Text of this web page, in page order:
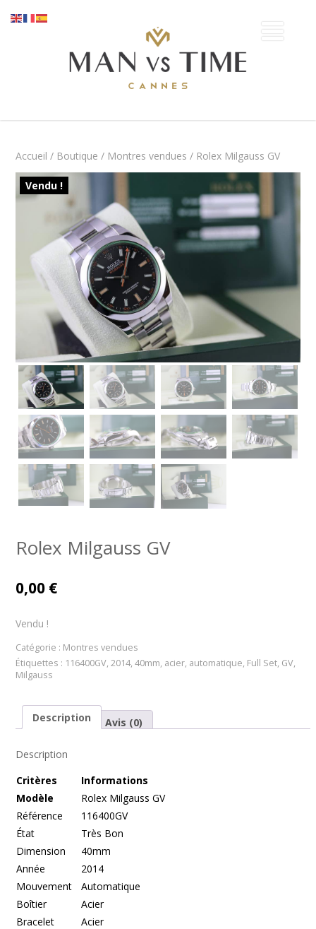
Accueil / Boutique / Montres vendues / Rolex Milgauss GV
Vendu !
Rolex Milgauss GV
0,00 €
Vendu !
Catégorie : Montres vendues
Étiquettes : 116400GV, 2014, 40mm, acier, automatique, Full Set, GV,
Milgauss
Description Avis (0)
Description
Critères
Informations
Modèle
Rolex Milgauss GV
Référence
116400GV
État
Très Bon
Dimension
40mm
Année
2014
Mouvement
Automatique
Boîtier
Acier
Bracelet
Acier